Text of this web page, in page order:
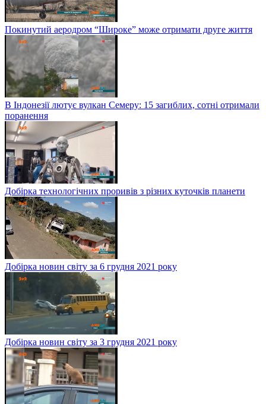
Покинутий аеродром “Широке” може отримати друге життя
В Індонезії лютує вулкан Семеру: 15 загиблих, сотні отримали
поранення
Добірка технологічних проривів з різних куточків планети
Добірка новин світу за 6 грудня 2021 року
Добірка новин світу за 3 грудня 2021 року